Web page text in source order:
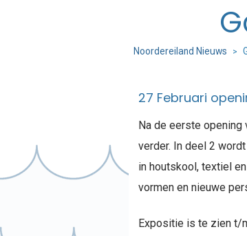
Noordereiland Nieuws >
27 Februari
Na de eerste opening
verder. In deel 2
in houtskool, textiel
vormen en nieuwe
Expositie is te zien t/